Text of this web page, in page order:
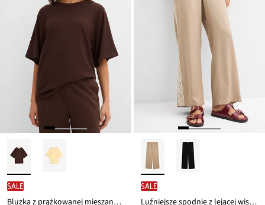
SALE
Bluzka z prążkowanej mieszanki wiskozy
SALE
Luźniejsze spodnie z lejącej wiskozy